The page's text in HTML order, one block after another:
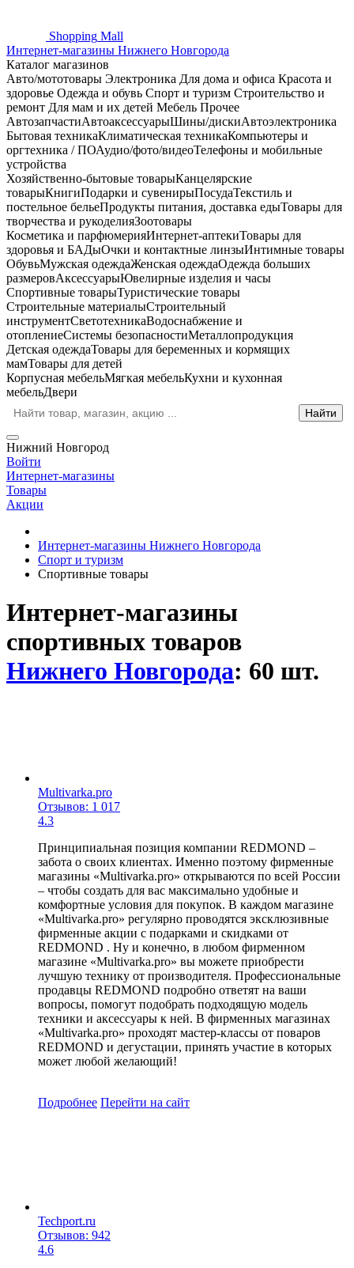
Shopping Mall
Интернет-магазины Нижнего Новгорода
Каталог магазинов
Авто/мототовары Электроника Для дома и офиса Красота и
здоровье Одежда и обувь Спорт и туризм Строительство и
ремонт Для мам и их детей Мебель Прочее
АвтозапчастиАвтоаксессуарыШины/дискиАвтоэлектроника
Бытовая техникаКлиматическая техникаКомпьютеры и
оргтехника / ПОАудио/фото/видеоТелефоны и мобильные
устройства
Хозяйственно-бытовые товарыКанцелярские
товарыКнигиПодарки и сувенирыПосудаТекстиль и
постельное бельеПродукты питания, доставка едыТовары для
творчества и рукоделияЗоотовары
Косметика и парфюмерияИнтернет-аптекиТовары для
здоровья и БАДыОчки и контактные линзыИнтимные товары
ОбувьМужская одеждаЖенская одеждаОдежда больших
размеровАксессуарыЮвелирные изделия и часы
Спортивные товарыТуристические товары
Строительные материалыСтроительный
инструментСветотехникаВодоснабжение и
отоплениеСистемы безопасностиМеталлопродукция
Детская одеждаТовары для беременных и кормящих
мамТовары для детей
Корпусная мебельМягкая мебельКухни и кухонная
мебельДвери
Нижний Новгород
Войти
Интернет-магазины
Товары
Акции
Интернет-магазины Нижнего Новгорода
Спорт и туризм
Спортивные товары
Интернет-магазины
спортивных товаров
Нижнего Новгорода: 60 шт.
Multivarka.pro
Отзывов: 1 017
4.3
Принципиальная позиция компании REDMOND –
забота о своих клиентах. Именно поэтому фирменные
магазины «Multivarka.pro» открываются по всей России
– чтобы создать для вас максимально удобные и
комфортные условия для покупок. В каждом магазине
«Multivarka.pro» регулярно проводятся эксклюзивные
фирменные акции с подарками и скидками от
REDMOND . Ну и конечно, в любом фирменном
магазине «Multivarka.pro» вы можете приобрести
лучшую технику от производителя. Профессиональные
продавцы REDMOND подробно ответят на ваши
вопросы, помогут подобрать подходящую модель
техники и аксессуары к ней. В фирменных магазинах
«Multivarka.pro» проходят мастер-классы от поваров
REDMOND и дегустации, принять участие в которых
может любой желающий!
Подробнее Перейти на сайт
Techport.ru
Отзывов: 942
4.6